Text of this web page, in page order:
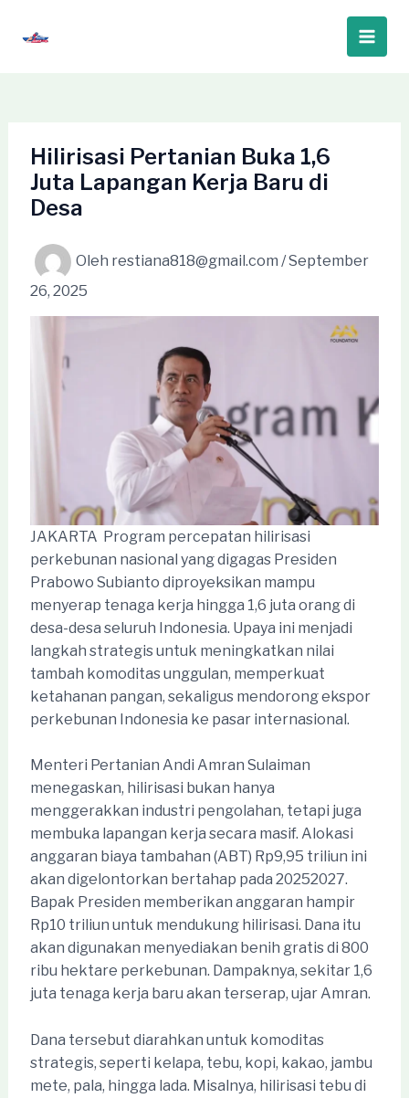
Main
Hilirisasi Pertanian Buka 1,6
Juta Lapangan Kerja Baru di
Desa
Oleh restiana818@gmail.com /September
26, 2025
JAKARTA  Program percepatan hilirisasi
perkebunan nasional yang digagas Presiden
Prabowo Subianto diproyeksikan mampu
menyerap tenaga kerja hingga 1,6 juta orang di
desa-desa seluruh Indonesia. Upaya ini menjadi
langkah strategis untuk meningkatkan nilai
tambah komoditas unggulan, memperkuat
ketahanan pangan, sekaligus mendorong ekspor
perkebunan Indonesia ke pasar internasional.
Menteri Pertanian Andi Amran Sulaiman
menegaskan, hilirisasi bukan hanya
menggerakkan industri pengolahan, tetapi juga
membuka lapangan kerja secara masif. Alokasi
anggaran biaya tambahan (ABT) Rp9,95 triliun ini
akan digelontorkan bertahap pada 20252027.
Bapak Presiden memberikan anggaran hampir
Rp10 triliun untuk mendukung hilirisasi. Dana itu
akan digunakan menyediakan benih gratis di 800
ribu hektare perkebunan. Dampaknya, sekitar 1,6
juta tenaga kerja baru akan terserap, ujar Amran.
Dana tersebut diarahkan untuk komoditas
strategis, seperti kelapa, tebu, kopi, kakao, jambu
mete, pala, hingga lada. Misalnya, hilirisasi tebu di